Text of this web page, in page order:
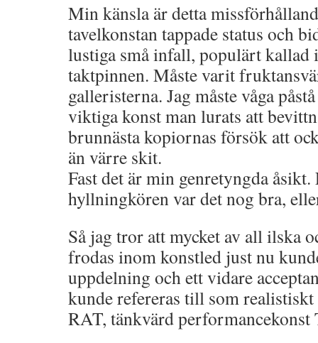
Min känsla är detta
tavelkonstan tappade status och
lustiga små infall, populärt kallad
taktpinnen. Måste varit
galleristerna. Jag måste våga
viktiga konst man lurats att
brunnästa kopiornas försök att
än värre skit.
Fast det är min genretyngda
hyllningkören var det nog bra,
Så jag tror att mycket av all ilska
frodas inom konstled just nu
uppdelning och ett vidare
kunde refereras till som
RAT, tänkvärd performancekonst